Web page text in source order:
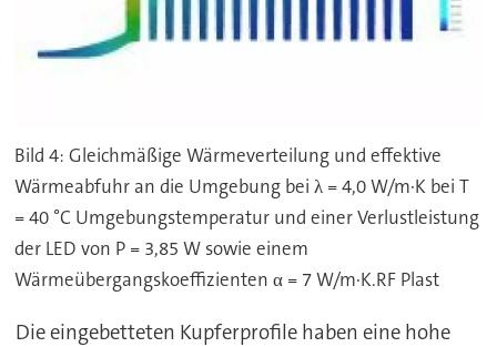
Bild 4: Gleichmäßige Wärmeverteilung und effektive
Wärmeabfuhr an die Umgebung bei λ = 4,0 W/m·K bei T
= 40 °C Umgebungstemperatur und einer Verlustleistung
der LED von P = 3,85 W sowie einem
Wärmeübergangskoeffizienten α = 7 W/m·K.RF Plast
Die eingebetteten Kupferprofile haben eine hohe